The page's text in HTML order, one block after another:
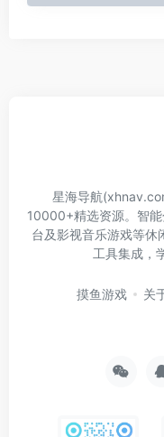
星海导航
10000+精选资源。智
台及影视音乐游戏等休
工具集成，
摸鱼游戏 关